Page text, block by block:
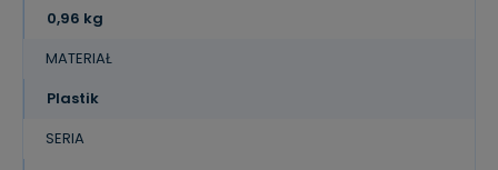
0,96 kg
MATERIAŁ
Plastik
SERIA